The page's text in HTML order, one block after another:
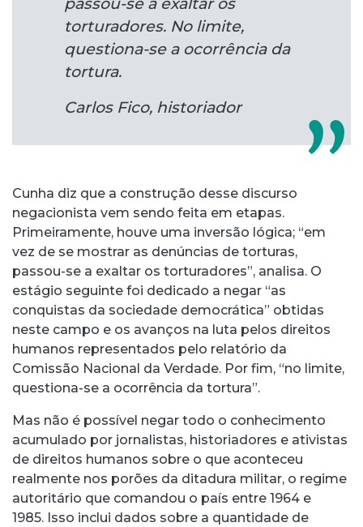
passou-se a exaltar os
torturadores. No limite,
questiona-se a ocorrência da
tortura.
Carlos Fico, historiador
Cunha diz que a construção desse discurso
negacionista vem sendo feita em etapas.
Primeiramente, houve uma inversão lógica; “em
vez de se mostrar as denúncias de torturas,
passou-se a exaltar os torturadores”, analisa. O
estágio seguinte foi dedicado a negar “as
conquistas da sociedade democrática” obtidas
neste campo e os avanços na luta pelos direitos
humanos representados pelo relatório da
Comissão Nacional da Verdade. Por fim, “no limite,
questiona-se a ocorrência da tortura”.
Mas não é possível negar todo o conhecimento
acumulado por jornalistas, historiadores e ativistas
de direitos humanos sobre o que aconteceu
realmente nos porões da ditadura militar, o regime
autoritário que comandou o país entre 1964 e
1985. Isso inclui dados sobre a quantidade de